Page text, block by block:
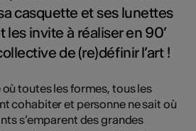
casquette et ses lunettes
invite à réaliser en 90’
de (re)définir l’art !
toutes les formes, tous les
cohabiter et personne ne sait où
s’emparent des grandes